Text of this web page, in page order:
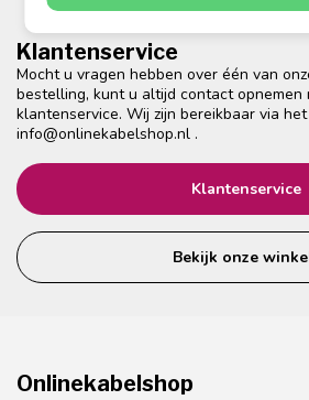
Klantenservice
Mocht u vragen hebben over één van
bestelling, kunt u altijd contact opnemen
klantenservice. Wij zijn bereikbaar via
info@onlinekabelshop.nl .
Klantenservice
Bekijk onze
Onlinekabelshop